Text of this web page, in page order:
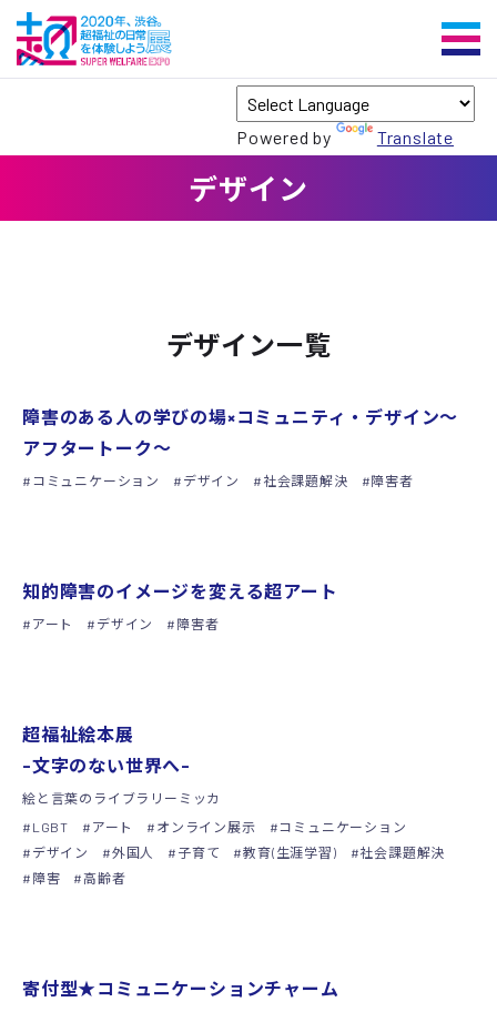
デザイン
Powered by Translate
デザイン一覧
障害のある人の学びの場×コミュニティ・デザイン～
アフタートーク～
コミュニケーション デザイン 社会課題解決 障害者
知的障害のイメージを変える超アート
アート デザイン 障害者
超福祉絵本展
-文字のない世界へ-
絵と言葉のライブラリーミッカ
LGBT
アート オンライン展示
コミュニケーション
デザイン
外国人 子育て 教育(生涯学習)
社会課題解決
障害
高齢者
寄付型★コミュニケーションチャーム